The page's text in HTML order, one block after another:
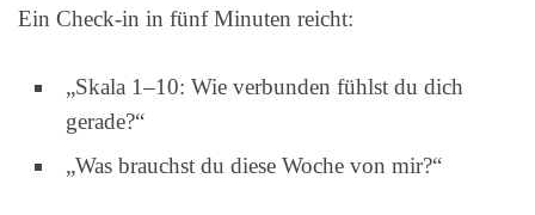
Ein Check‑in in fünf Minuten reicht:
„Skala 1–10: Wie verbunden fühlst du dich
gerade?“
„Was brauchst du diese Woche von mir?“